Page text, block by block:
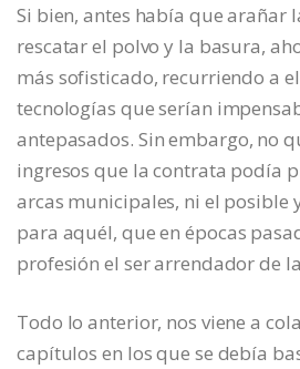
Si bien, antes había que arañar
rescatar el polvo y la basura,
más sofisticado, recurriendo a
tecnologías que serían
antepasados. Sin embargo, no
ingresos que la contrata podía
arcas municipales, ni el posible
para aquél, que en épocas
profesión el ser arrendador de
Todo lo anterior, nos viene a
capítulos en los que se debía